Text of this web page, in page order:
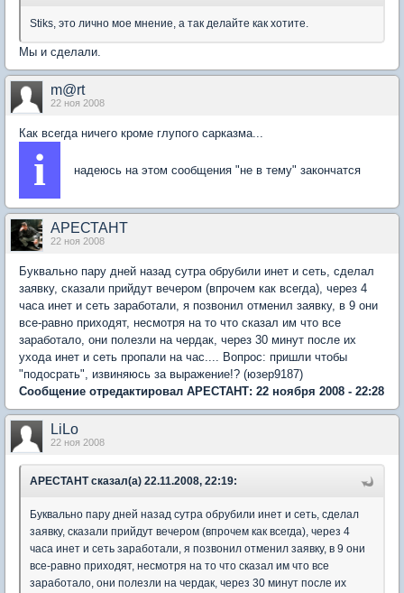
Stiks, это лично мое мнение, а так делайте как хотите.
Мы и сделали.
m@rt
22 ноя 2008
Как всегда ничего кроме глупого сарказма...
i надеюсь на этом сообщения "не в тему" закончатся
АРЕСТАНТ
22 ноя 2008
Буквально пару дней назад сутра обрубили инет и сеть, сделал
заявку, сказали прийдут вечером (впрочем как всегда), через 4
часа инет и сеть заработали, я позвонил отменил заявку, в 9 они
все-равно приходят, несмотря на то что сказал им что все
заработало, они полезли на чердак, через 30 минут после их
ухода инет и сеть пропали на час.... Вопрос: пришли чтобы
"подосрать", извиняюсь за выражение!? (юзер9187)
Сообщение отредактировал АРЕСТАНТ: 22 ноября 2008 - 22:28
LiLo
22 ноя 2008
АРЕСТАНТ сказал(а) 22.11.2008, 22:19:
Буквально пару дней назад сутра обрубили инет и сеть, сделал
заявку, сказали прийдут вечером (впрочем как всегда), через 4
часа инет и сеть заработали, я позвонил отменил заявку, в 9 они
все-равно приходят, несмотря на то что сказал им что все
заработало, они полезли на чердак, через 30 минут после их